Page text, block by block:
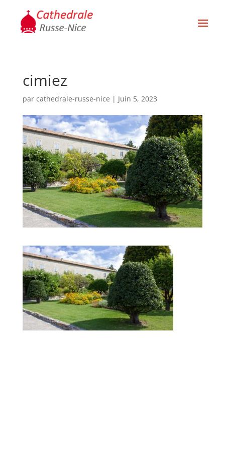
cimiez
par cathedrale-russe-nice | Juin 5, 2023